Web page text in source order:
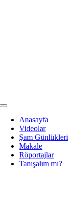
Toggle
NavigationAnasayfa
Videolar
Şam Günlükleri
Makale
Röportajlar
Tanışalım mı?